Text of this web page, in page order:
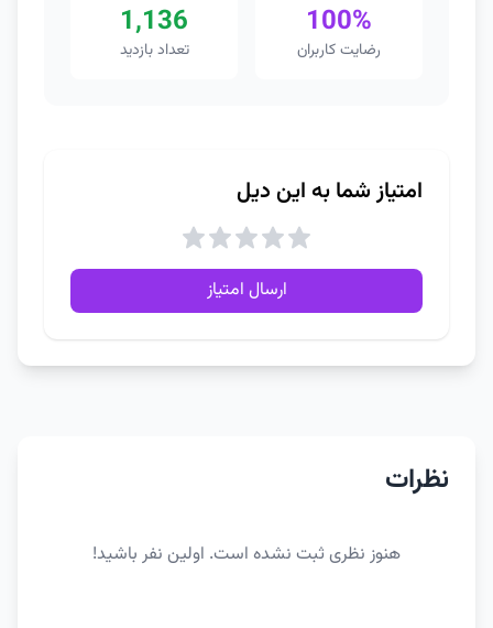
100%
رضایت کاربران
1,136
تعداد بازدید
امتیاز شما به این دیل
ارسال امتیاز
نظرات
هنوز نظری ثبت نشده است. اولین نفر باشید!